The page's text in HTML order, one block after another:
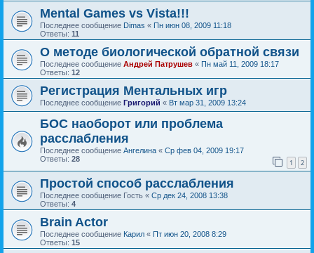
Mental Games vs Vista!!!
Последнее сообщение Dimas « Пн июн 08, 2009 11:18
Ответы: 11
О методе биологической обратной связи
Последнее сообщение Андрей Патрушев « Пн май 11, 2009 18:17
Ответы: 12
Регистрация Ментальных игр
Последнее сообщение Григорий « Вт мар 31, 2009 13:24
БОС наоборот или проблема
расслабления
Последнее сообщение Ангелина « Ср фев 04, 2009 19:17
Ответы: 28 1 2
Простой способ расслабления
Последнее сообщение Гость « Ср дек 24, 2008 13:38
Ответы: 4
Brain Actor
Последнее сообщение Карил « Пт июн 20, 2008 8:29
Ответы: 15